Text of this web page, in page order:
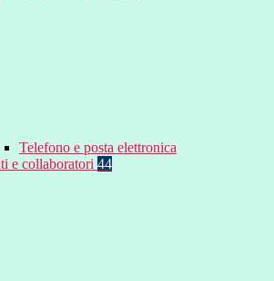
Telefono e posta elettronica
e collaboratori 44